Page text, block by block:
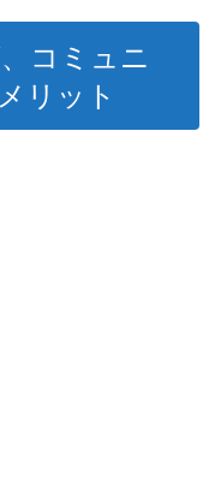
コミュニ
リット